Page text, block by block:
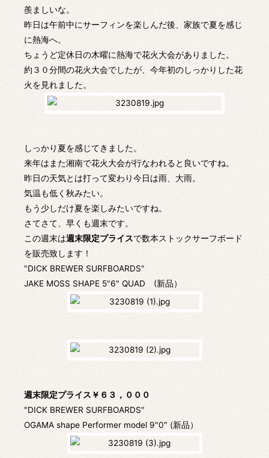
羨ましいな。
昨日は午前中にサーフィンを楽しんだ後、家族で夏を感じ
に熱海へ。
ちょうど定休日の木曜に熱海で花火大会がありました。
約３０分間の花火大会でしたが、今年初のしっかりした花
火を見れました。
しっかり夏を感じてきました。
来年はまた湘南で花火大会が行なわれると良いですね。
昨日の天気とは打って変わり今日は雨、大雨。
気温も低く秋みたい。
もう少しだけ夏を楽しみたいですね。
さてさて、早くも週末です。
この週末は週末限定プライスで数本ストックサーフボード
を販売致します！
"DICK BREWER SURFBOARDS"
JAKE MOSS SHAPE 5"6" QUAD (新品）
週末限定プライス￥６３，０００
"DICK BREWER SURFBOARDS"
OGAMA shape Performer model 9"0" (新品）